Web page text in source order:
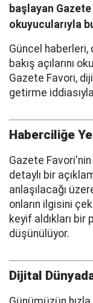
başlayan
okuyucularıyla
Güncel haberleri,
bakış açılarını
Gazete Favori,
getirme
Haberciliğe
Gazete Favori'nin
detaylı bir
anlaşılacağı
onların ilgisini
keyif aldıkları
düşünülüyor.
Dijital